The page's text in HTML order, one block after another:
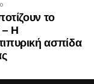
το
– Η
ασπίδα